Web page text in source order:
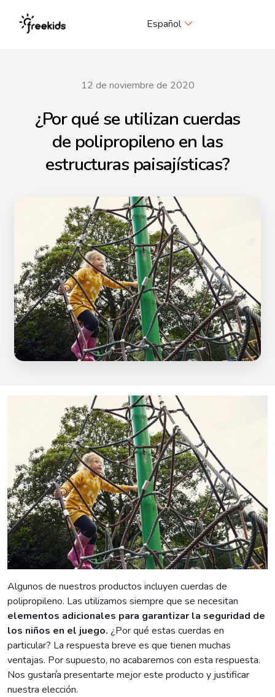
Español
12 de noviembre de 2020
¿Por qué se utilizan cuerdas
de polipropileno en las
estructuras paisajísticas?
Algunos de nuestros productos incluyen cuerdas de
polipropileno. Las utilizamos siempre que se necesitan
elementos adicionales para garantizar la seguridad de
los niños en el juego. ¿Por qué estas cuerdas en
particular? La respuesta breve es que tienen muchas
ventajas. Por supuesto, no acabaremos con esta respuesta.
Nos gustaría presentarte mejor este producto y justificar
nuestra elección.